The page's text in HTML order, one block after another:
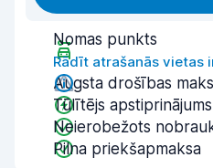
Nomas punkts
Rādīt atrašanās vietas
Augsta drošības
Tūlītējs
Neierobežots
Pilna priekšapmaksa